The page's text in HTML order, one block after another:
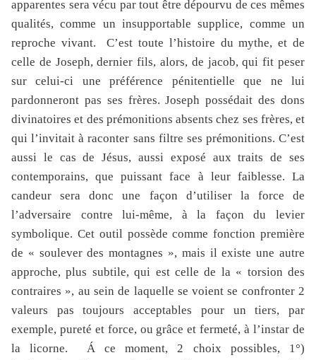
apparentes sera vécu par tout être dépourvu de ces mêmes
qualités, comme un insupportable supplice, comme un
reproche vivant. C’est toute l’histoire du mythe, et de
celle de Joseph, dernier fils, alors, de jacob, qui fit peser
sur celui-ci une préférence pénitentielle que ne lui
pardonneront pas ses frères. Joseph possédait des dons
divinatoires et des prémonitions absents chez ses frères, et
qui l’invitait à raconter sans filtre ses prémonitions. C’est
aussi le cas de Jésus, aussi exposé aux traits de ses
contemporains, que puissant face à leur faiblesse. La
candeur sera donc une façon d’utiliser la force de
l’adversaire contre lui-même, à la façon du levier
symbolique. Cet outil possède comme fonction première
de « soulever des montagnes », mais il existe une autre
approche, plus subtile, qui est celle de la « torsion des
contraires », au sein de laquelle se voient se confronter 2
valeurs pas toujours acceptables pour un tiers, par
exemple, pureté et force, ou grâce et fermeté, à l’instar de
la licorne. Á ce moment, 2 choix possibles, 1°)